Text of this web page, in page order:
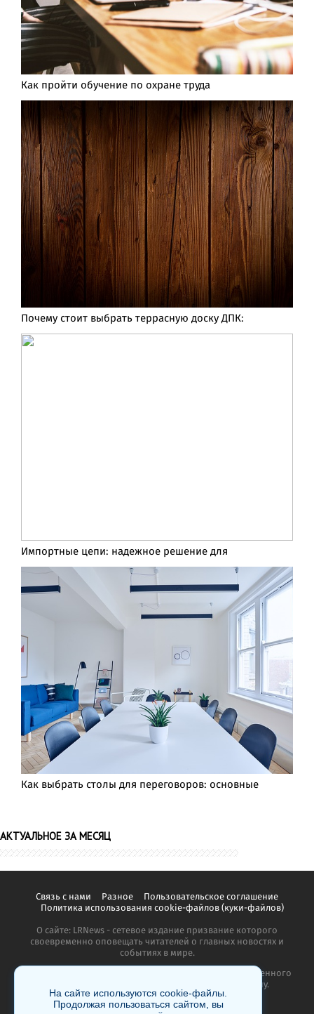
Как пройти обучение по охране труда
Почему стоит выбрать террасную доску ДПК:
Импортные цепи: надежное решение для
Как выбрать столы для переговоров: основные
АКТУАЛЬНОЕ ЗА МЕСЯЦ
Связь с нами Разное Пользовательское соглашение
Политика использования cookie-файлов (куки-файлов)
О сайте: LRNews - сетевое издание призвание которого
своевременно оповещать читателей о главных новостях и
событиях в мире.
Копирование материалов сайта запрещено без письменного
согласия администрации и преследуется по закону.
На сайте используются cookie-файлы.
Продолжая пользоваться сайтом, вы